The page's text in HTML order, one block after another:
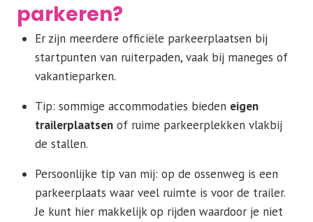
parkeren?
Er zijn meerdere officiële parkeerplaatsen bij
startpunten van ruiterpaden, vaak bij maneges of
vakantieparken.
Tip: sommige accommodaties bieden eigen
trailerplaatsenof ruime parkeerplekken vlakbij
de stallen.
Persoonlijke tip van mij: op de ossenweg is een
parkeerplaats waar veel ruimte is voor de trailer.
Je kunt hier makkelijk op rijden waardoor je niet